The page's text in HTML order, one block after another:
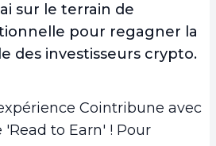
sur le terrain de
pour regagner la
des investisseurs crypto.
Cointribune avec
to Earn' ! Pour